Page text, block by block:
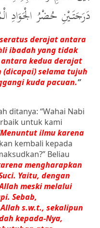
دَرَجَتَيْنِ حُضْرُ الْجَوَادِ
derajat antara
ibadah yang tidak
kedua derajat
selama tujuh
kuda pacuan.”
ditanya: “Wahai Nabi
untuk kami
Menuntut ilmu karena
kembali kepada
Beliau
mengharapkan
Yaitu, dengan
meski melalui
Sebab,
s.w.t., sekalipun
kepada-Nya,